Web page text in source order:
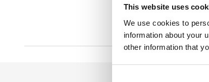
This website uses
We use cookies to
information about your
other information that